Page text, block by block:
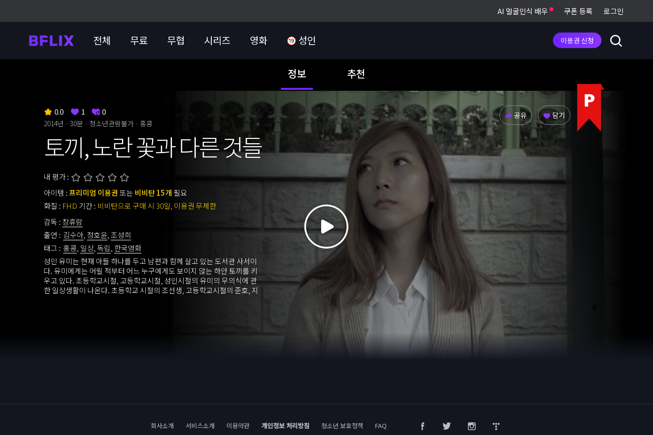
AI 얼굴인식 배우 쿠폰 등록 로그인
전체 무료 무협 시리즈 영화 성인 이용권 신청
정보 추천
0.0 1 0
2014년 · 30분 · 청소년관람불가 · 홍콩
토끼, 노란 꽃과 다른 것들
내 평가 :
아이템 :프리미엄 이용권또는 비비탄 15개 필요
화질 : FHD 기간 : 비비탄으로 구매 시 30일, 이용권 무제한
감독 : 창휴람
출연 : 김수아 정호윤 조성희
태그 : 홍콩 일상 독립 한국영화
성인 유미는 현재 아들 하나를 두고 남편과 함께 살고 있는 도서관 사서이
다. 유미에게는 어릴 적부터 어느 누구에게도 보이지 않는 하얀 토끼를 키
우고 있다. 초등학교시절, 고등학교시절, 성인시절의 유미의 무의식에 관
한 일상생활이 나온다. 초등학교 시절의 조선생, 고등학교시절의 준호, 지
공유 담기
회사소개 서비스소개 이용약관 개인정보 처리방침 청소년 보호정책 FAQ